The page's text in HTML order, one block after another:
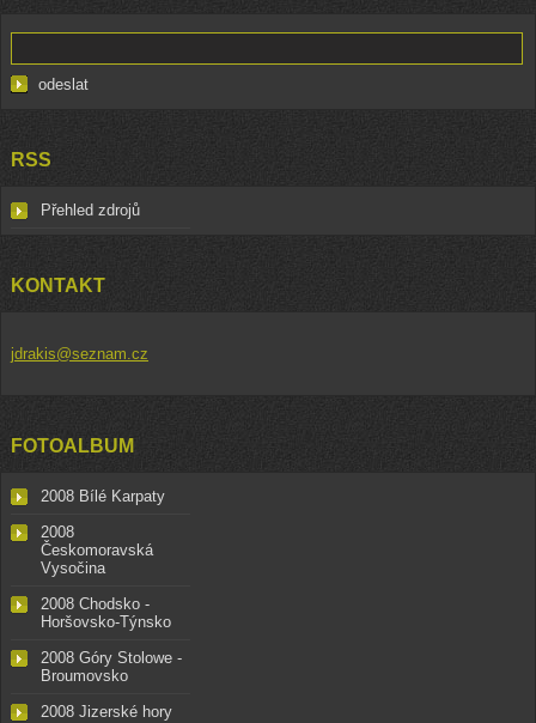
RSS
Přehled zdrojů
KONTAKT
jdrakis@seznam.cz
FOTOALBUM
2008 Bílé Karpaty
2008
Českomoravská
Vysočina
2008 Chodsko -
Horšovsko-Týnsko
2008 Góry Stolowe -
Broumovsko
2008 Jizerské hory